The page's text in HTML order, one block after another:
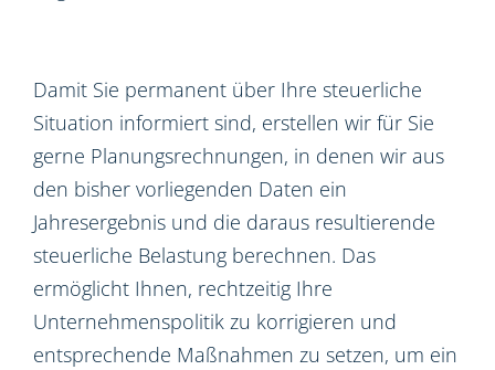
Damit Sie permanent über Ihre steuerliche
Situation informiert sind, erstellen wir für Sie
gerne Planungsrechnungen, in denen wir aus
den bisher vorliegenden Daten ein
Jahresergebnis und die daraus resultierende
steuerliche Belastung berechnen. Das
ermöglicht Ihnen, rechtzeitig Ihre
Unternehmenspolitik zu korrigieren und
entsprechende Maßnahmen zu setzen, um ein